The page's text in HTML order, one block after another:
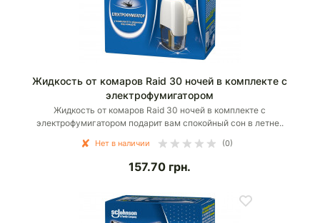
Жидкость от комаров Raid 30 ночей в комплекте с
электрофумигатором
Жидкость от комаров Raid 30 ночей в комплекте с
электрофумигатором подарит вам спокойный сон в летне..
Нет в наличии (0)
157.70 грн.